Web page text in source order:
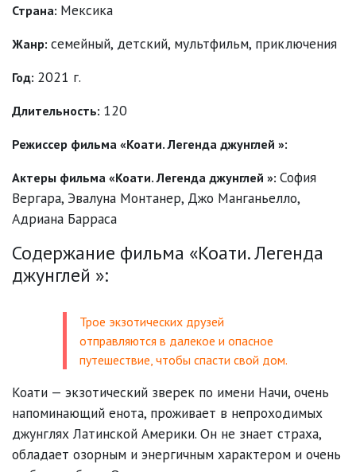
Страна: Мексика
Жанр: семейный, детский, мультфильм, приключения
Год: 2021 г.
Длительность: 120
Режиссер фильма «Коати. Легенда джунглей »:
Актеры фильма «Коати. Легенда джунглей »: София
Вергара, Эвалуна Монтанер, Джо Манганьелло,
Адриана Барраса
Содержание фильма «Коати. Легенда
джунглей »:
Трое экзотических друзей
отправляются в далекое и опасное
путешествие, чтобы спасти свой дом.
Коати — экзотический зверек по имени Начи, очень
напоминающий енота, проживает в непроходимых
джунглях Латинской Америки. Он не знает страха,
обладает озорным и энергичным характером и очень